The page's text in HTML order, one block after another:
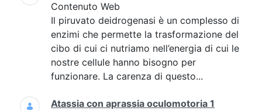
Contenuto Web
Il piruvato deidrogenasi è un complesso di
enzimi che permette la trasformazione del
cibo di cui ci nutriamo nell’energia di cui le
nostre cellule hanno bisogno per
funzionare. La carenza di questo...
Atassia con aprassia oculomotoria 1